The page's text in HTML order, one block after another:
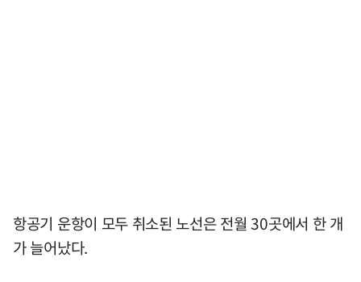
항공기 운항이 모두 취소된 노선은 전월 30곳에서 한 개
가 늘어났다.